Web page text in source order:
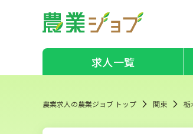
求人一覧
農業求人の農業ジョブ トップ 関東 栃